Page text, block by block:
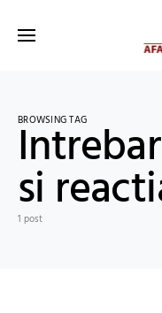
BROWSING TAG
si
1 post